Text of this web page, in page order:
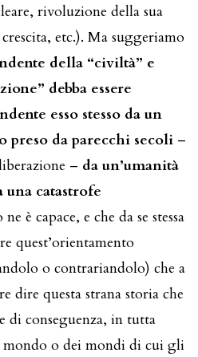
rivoluzione della sua
etc.). Ma suggeriamo
della “civiltà” e
debba essere
esso stesso da un
preso da parecchi secoli –
– da un’umanità
catastrofe
è capace, e che da se stessa
quest’orientamento
o contrariandolo) che a
dire questa strana storia che
di conseguenza, in tutta
mondo o dei mondi di cui gli